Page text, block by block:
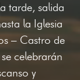
tarde, salida
la Iglesia
– Castro de
celebrarán
y